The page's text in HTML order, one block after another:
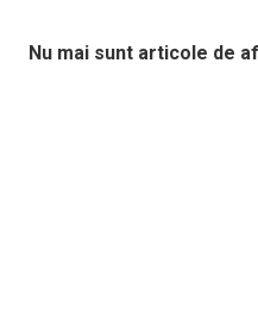
Nu mai sunt articole de